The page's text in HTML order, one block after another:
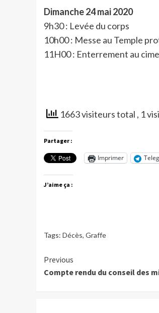
Dimanche 24 mai 2020
9h30 : Levée du corps
10h00 : Messe au Temple
11H00 : Enterrement au
1663 visiteurs total , 1
Partager :
Imprimer
J’aime ça :
Tags: Décès, Graffe
Continue
Reading
Previous
Compte rendu du conseil des